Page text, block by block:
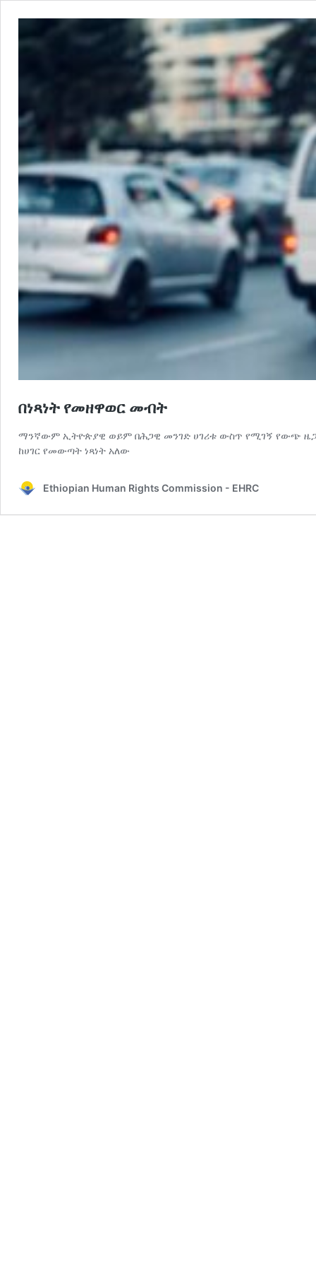
በነጻነት የመዘዋወር መብት
ማንኛውም ኢትዮጵያዊ ወይም በሕጋዊ መንገድ ሀገሪቱ ውስጥ የሚገኝ የውጭ ዜጋ
ከሀገር የመውጣት ነጻነት አለው
Ethiopian Human Rights Commission - EHRC